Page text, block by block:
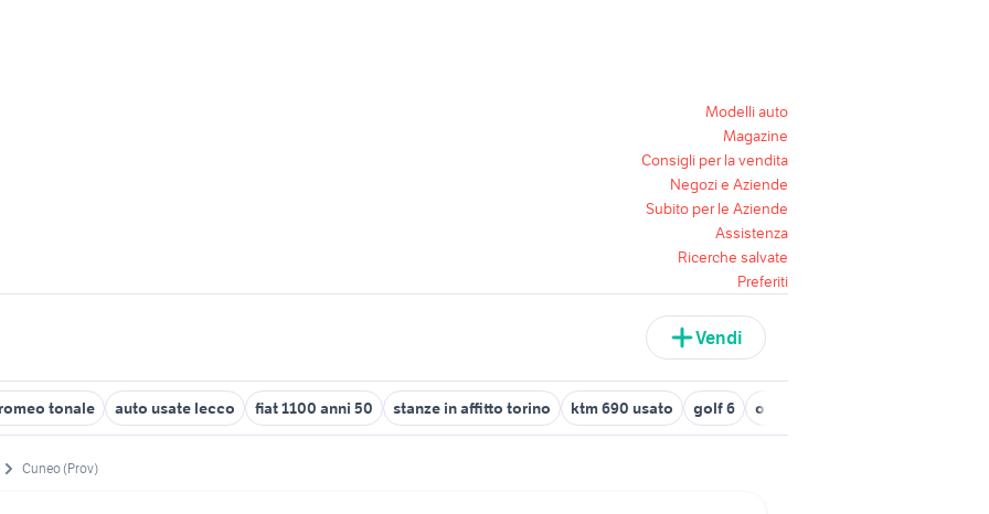
Modelli auto
Magazine
Consigli per la vendita
Negozi e Aziende
Subito per le Aziende
Assistenza
Ricerche salvate
Preferiti
Vendi
tonale auto usate lecco fiat 1100 anni 50 stanze in affitto torino ktm 690 usato golf 6 offerte lavoro san severo
Cuneo (Prov)